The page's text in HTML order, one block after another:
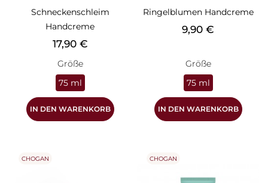
Schneckenschleim
Handcreme
Preis
17,90 €
Größe
75 ml
IN DEN WARENKORB
Ringelblumen Handcreme
Preis
9,90 €
Größe
75 ml
IN DEN WARENKORB
CHOGAN CHOGAN